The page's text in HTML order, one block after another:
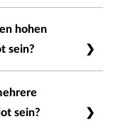
Positiv- und
um zu prüfen,
ist.
der sekundäre
hohen
sein?
Bindungen
oder
sein?